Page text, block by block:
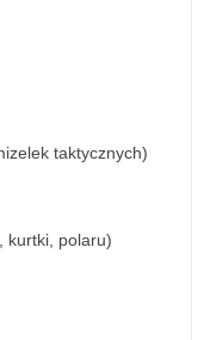
taktycznych)
kurtki, polaru)